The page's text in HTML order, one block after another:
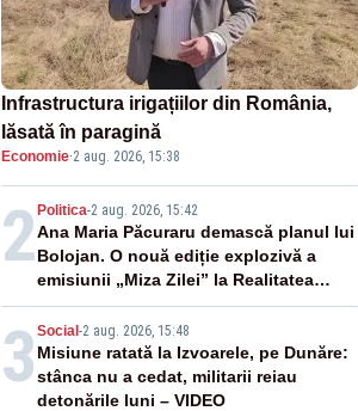
Infrastructura irigațiilor din România,
lăsată în paragină
Economie·2 aug. 2026, 15:38
2 Politica-2 aug. 2026, 15:42
Ana Maria Păcuraru demască planul lui
Bolojan. O nouă ediție explozivă a
emisiunii „Miza Zilei” la Realitatea
PLUS
3 Social -2 aug. 2026, 15:48
Misiune ratată la Izvoarele, pe Dunăre:
stânca nu a cedat, militarii reiau
detonările luni – VIDEO